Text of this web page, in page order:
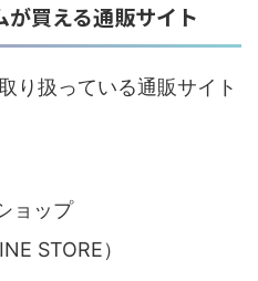
買える通販サイト
り扱っている通販サイト
ョップ
STORE）